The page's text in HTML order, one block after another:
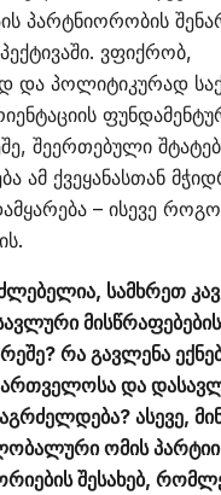
პარტნიორობის
ვფიქრობ,
და პოლიტიკურად
შეერთებული
ამ ქვეყანასთან
– ისევე
სამხრეთ
რა გავლენა
და
ასევე,
ომის
შესახებ,